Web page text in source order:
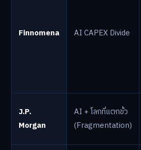
Finnomena AI CAPEX Divide
J.P.
Morgan
AI + โลกที่แตกขั้ว
(Fragmentation)